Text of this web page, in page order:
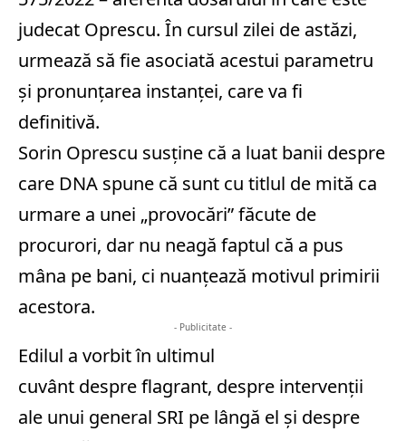
judecat Oprescu. În cursul zilei de astăzi,
urmează să fie asociată acestui parametru
și pronunțarea instanței, care va fi
definitivă.
Sorin Oprescu susține că a luat banii despre
care DNA spune că sunt cu titlul de mită ca
urmare a unei „provocări” făcute de
procurori, dar nu neagă faptul că a pus
mâna pe bani, ci nuanțează motivul primirii
acestora.
- Publicitate -
Edilul a vorbit în ultimul
cuvânt despre flagrant, despre intervenții
ale unui general SRI pe lângă el și despre